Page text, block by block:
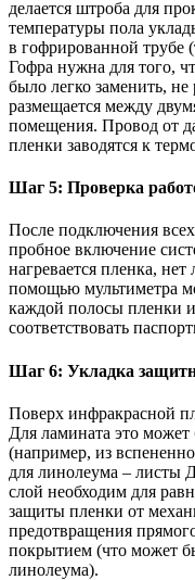
делается штроба для
температуры пола
в гофрированной трубе
Гофра нужна для того,
было легко заменить, не
размещается между
помещения. Провод от
пленки заводятся к
Шаг 5: Проверка
После подключения
пробное включение
нагревается пленка,
помощью мультиметра
каждой полосы пленки
соответствовать
Шаг 6: Укладка
Поверх инфракрасной
Для ламината это
(например, из
для линолеума – листы
слой необходим для
защиты пленки от
предотвращения
покрытием (что может
линолеума).